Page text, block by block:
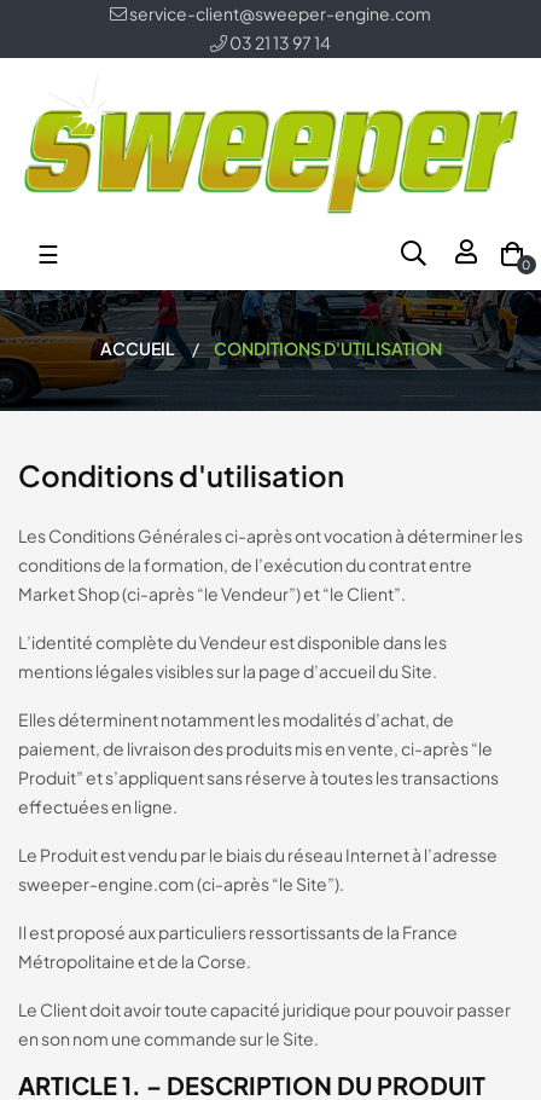
service-client@sweeper-engine.com
03 21 13 97 14
Basculer
navigation
☰ 0
ACCUEIL CONDITIONS D'UTILISATION
Conditions d'utilisation
Les Conditions Générales ci-après ont vocation à déterminer les
conditions de la formation, de l’exécution du contrat entre
Market Shop (ci-après “le Vendeur”) et “le Client”.
L’identité complète du Vendeur est disponible dans les
mentions légales visibles sur la page d’accueil du Site.
Elles déterminent notamment les modalités d’achat, de
paiement, de livraison des produits mis en vente, ci-après “le
Produit” et s’appliquent sans réserve à toutes les transactions
effectuées en ligne.
Le Produit est vendu par le biais du réseau Internet à l’adresse
sweeper-engine.com (ci-après “le Site”).
Il est proposé aux particuliers ressortissants de la France
Métropolitaine et de la Corse.
Le Client doit avoir toute capacité juridique pour pouvoir passer
en son nom une commande sur le Site.
ARTICLE 1. – DESCRIPTION DU PRODUIT